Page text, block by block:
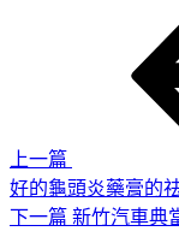
上一篇
好的龜頭炎藥膏的
下
下一篇 新竹汽車典